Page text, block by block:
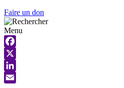
Faire un don
Menu
Facebook
X
LinkedIn